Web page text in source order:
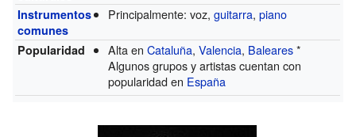
Instrumentos
comunes
Principalmente: voz, guitarra, piano
Popularidad Alta en Cataluña, Valencia, Baleares*
Algunos grupos y artistas cuentan con
popularidad en España